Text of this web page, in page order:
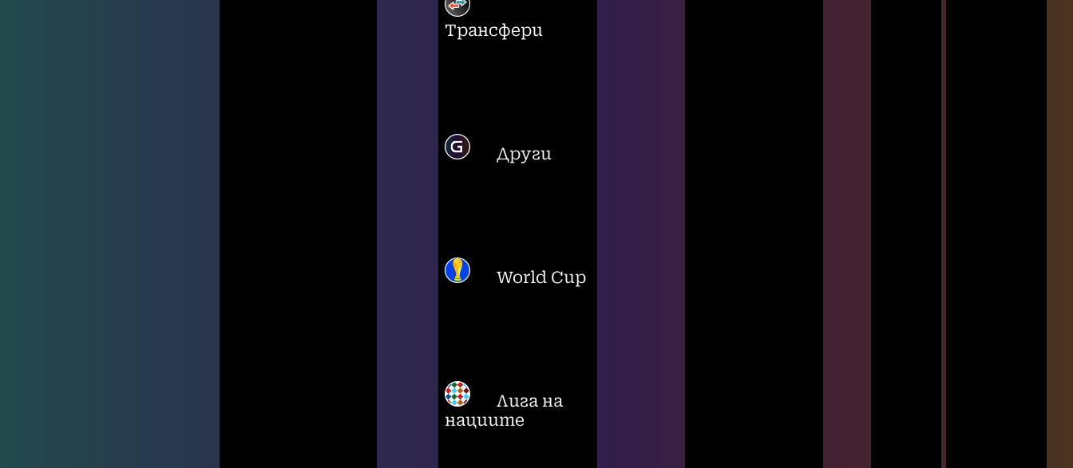
Трансфери
Други
World Cup
Лига на
нациите